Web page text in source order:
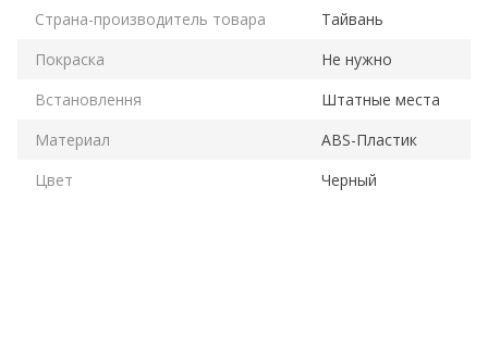
Страна-производитель товара
Тайвань
Покраска
Не нужно
Встановлення
Штатные места
Материал
ABS-Пластик
Цвет
Черный